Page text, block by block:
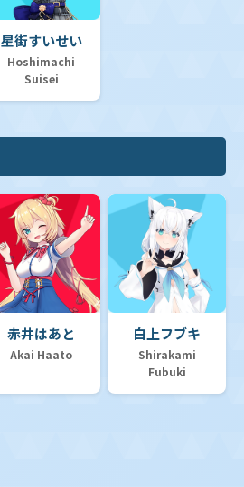
星街すいせい
Hoshimachi
Suisei
赤井はあと
Akai Haato
白上フブキ
Shirakami
Fubuki